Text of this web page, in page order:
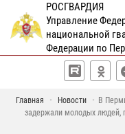
РОСГВАРДИЯ
Управление
национальной
Федерации по
Главная Новости
В
задержали молодых людей,